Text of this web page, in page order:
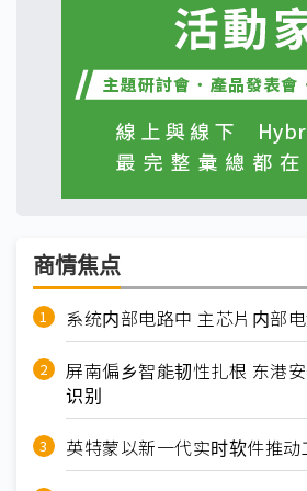
商情焦点
系统内部电路中 主芯片内部
屏南偏乡智能韧性扎根 东港
识别
英特蒙以新一代实时软件推